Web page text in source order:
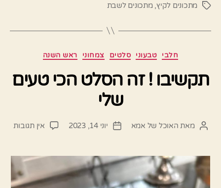
תגיותמתכונים לקיץ,מתכונים לשבת
קטגוריות חלבי טבעוני סלטים צמחוני ראש השנה
תקשיבו ! זה הסלט הכי טעים
שלי
המחבר
מאת האוכל של אמא
תאריך
יוני 14, 2023 אין תגובותעל
זה
הכי